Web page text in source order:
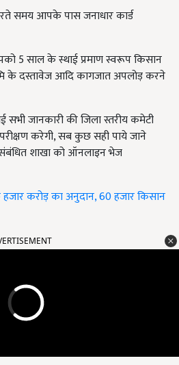
समय आपके पास जनाधार कार्ड
5 साल के स्थाई प्रमाण स्वरूप किसान
के दस्तावेज आदि कागजात अपलोड़ करने
सभी जानकारी की जिला स्तरीय कमेटी
करेगी, सब कुछ सही पाये जाने
शाखा को ऑनलाइन भेज
करोड़ का अनुदान, 60 हजार किसान